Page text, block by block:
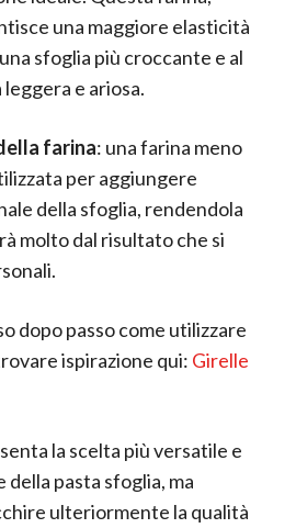
una maggiore elasticità
sfoglia più croccante e al
e ariosa.
farina: una farina meno
per aggiungere
della sfoglia, rendendola
molto dal risultato che si
dopo passo come utilizzare
ispirazione qui: Girelle
la scelta più versatile e
pasta sfoglia, ma
ulteriormente la qualità